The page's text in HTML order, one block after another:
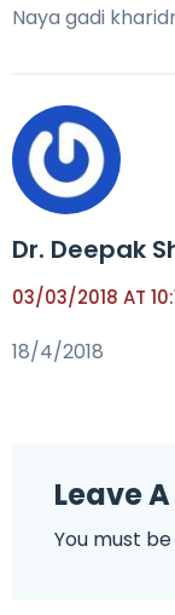
Naya gadi
Dr. Deepak
03/03/2018 AT
18/4/2018
Leave
You must be